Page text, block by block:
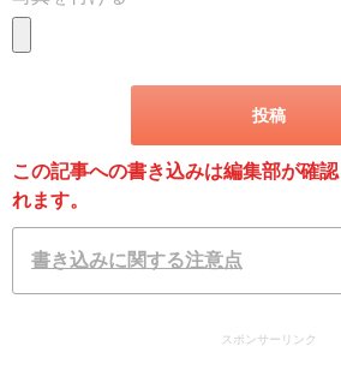
この記事への書き込みは編集部が確
れます。
書き込みに関する注意点
スポンサーリンク